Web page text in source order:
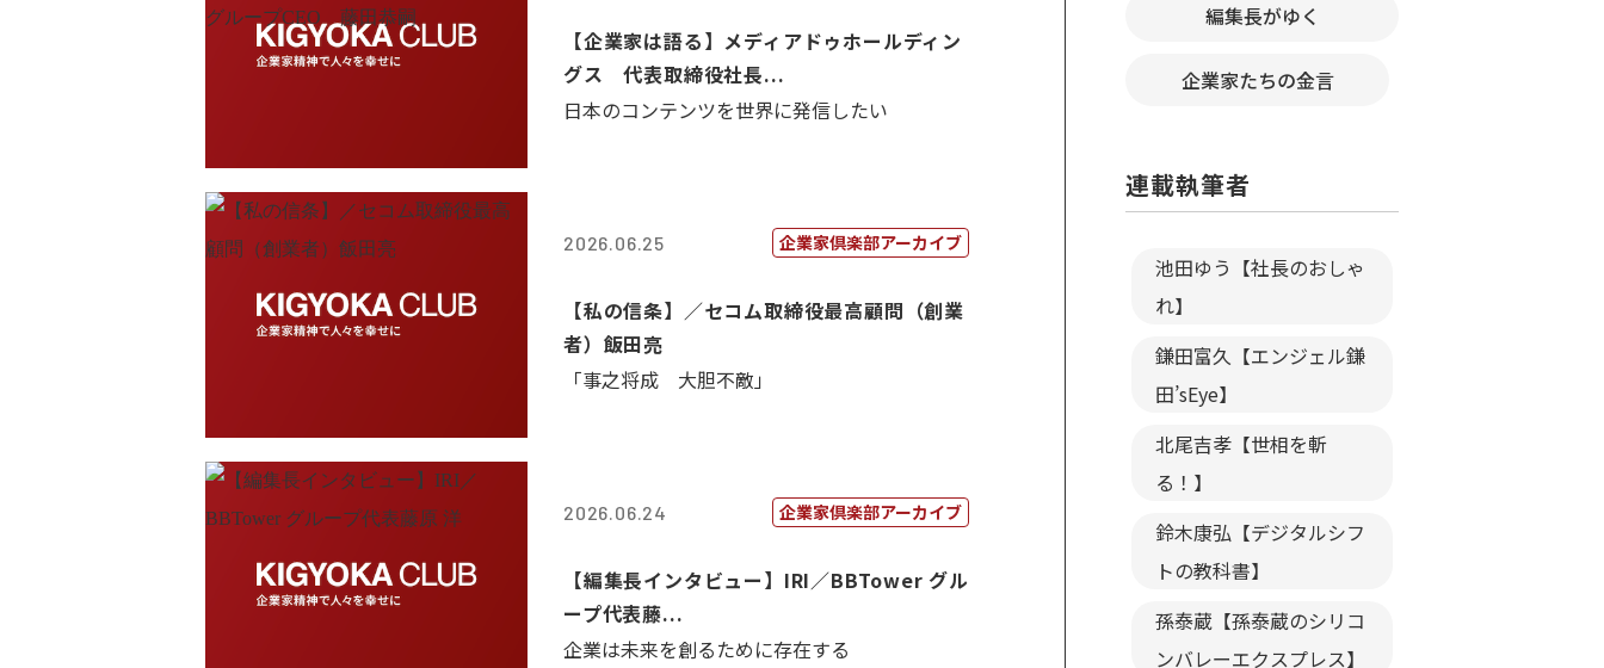
【企業家は語る】メディアドゥホールディン
グス 代表取締役社長...
日本のコンテンツを世界に発信したい
2026.06.25 企業家倶楽部アーカイブ
【私の信条】／セコム取締役最高顧問（創業
者）飯田亮
「事之将成 大胆不敵」
2026.06.24 企業家倶楽部アーカイブ
【編集長インタビュー】IRI／BBTower グル
ープ代表藤...
企業は未来を創るために存在する
編集長がゆく
企業家たちの金言
連載執筆者
池田ゆう【社長のおしゃ
れ】
鎌田富久【エンジェル鎌
田’sEye】
北尾吉孝【世相を斬
る！】
鈴木康弘【デジタルシフ
トの教科書】
孫泰蔵【孫泰蔵のシリコ
ンバレーエクスプレス】